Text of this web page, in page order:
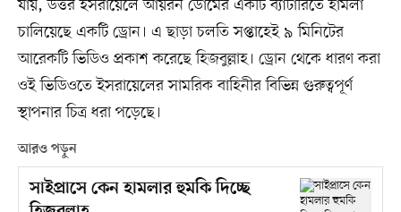
যায়, উত্তর ইসরায়েলে আয়রন ডোমের একটি ব্যাটারিতে হামলা
চালিয়েছে একটি ড্রোন। এ ছাড়া চলতি সপ্তাহেই ৯ মিনিটের
আরেকটি ভিডিও প্রকাশ করেছে হিজবুল্লাহ। ড্রোন থেকে ধারণ করা
ওই ভিডিওতে ইসরায়েলের সামরিক বাহিনীর বিভিন্ন গুরুত্বপূর্ণ
স্থাপনার চিত্র ধরা পড়েছে।
আরও পড়ুন
সাইপ্রাসে কেন হামলার হুমকি দিচ্ছে